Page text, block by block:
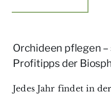
Orchideen pflegen
Profitipps der
Jedes Jahr findet in